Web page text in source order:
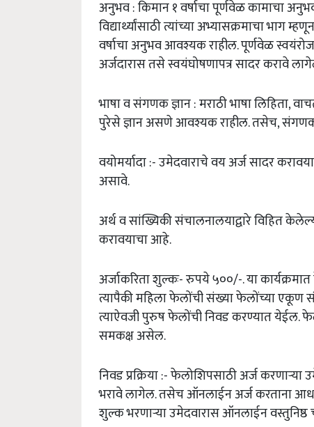
अनुभव:किमान१वर्षाचापूर्णवेळकामाचा
विद्यार्थ्यांसाठीत्यांच्याअभ्यासक्रमाचाभागम्हणून
वर्षाचाअनुभवआवश्यकराहील.पूर्णवेळ
अर्जदारासतसेस्वयंघोषणापत्रसादरकरावे
भाषावसंगणकज्ञान:मराठीभाषालिहिता,
पुरेसेज्ञानअसणेआवश्यकराहील.तसेच,
वयोमर्यादा:-उमेदवाराचेवयअर्जसादर
असावे.
अर्थवसांख्यिकीसंचालनालयाद्वारेविहित
करावयाचाआहे.
अर्जाकरिताशुल्कः-रुपये५००/-.याकार्यक्रमात
त्यापैकीमहिलाफेलोंचीसंख्याफेलोंच्याएकूण
त्याऐवजीपुरुषफेलोंचीनिवडकरण्यातयेईल.
समकक्षअसेल.
निवडप्रक्रिया:-फेलोशिपसाठीअर्जकरणाऱ्या
भरावेलागेल.तसेचऑनलाईनअर्जकरताना
शुल्कभरणाऱ्याउमेदवारासऑनलाईनवस्तुनिष्ठ